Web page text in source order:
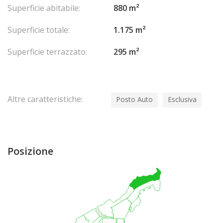
Superficie abitabile:
880 m²
Superficie totale:
1.175 m²
Superficie terrazzato:
295 m²
Altre caratteristiche: Posto Auto Esclusiva
Posizione